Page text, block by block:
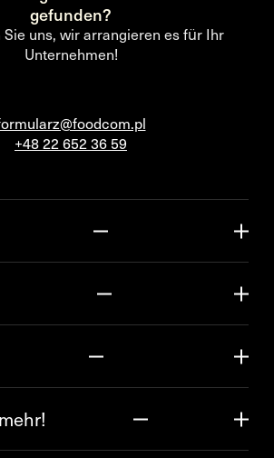
gefunden?
Sie uns, wir arrangieren es für Ihr
Unternehmen!
+48 22 652 36 59